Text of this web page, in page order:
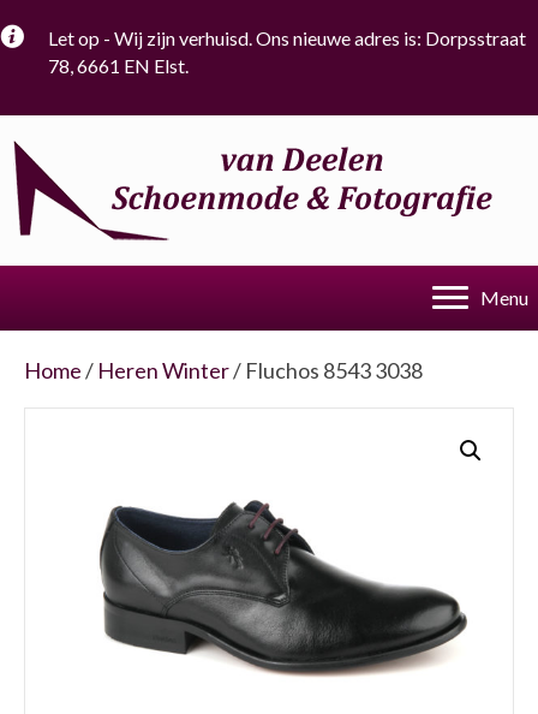
Let op - Wij zijn verhuisd. Ons nieuwe adres is: Dorpsstraat
78, 6661 EN Elst.
Menu
Home/ Heren Winter/ Fluchos 8543 3038